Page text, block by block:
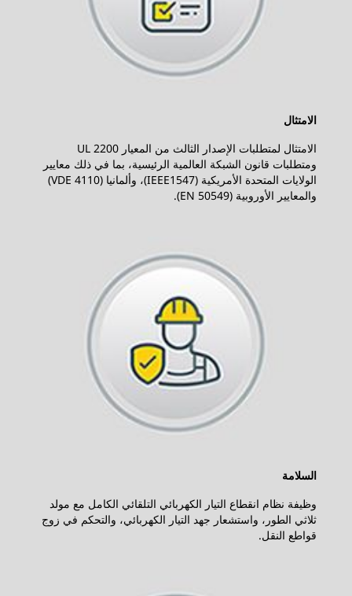
الامتثال
الامتثال لمتطلبات الإصدار الثالث من المعيار UL 2200
ومتطلبات قانون الشبكة العالمية الرئيسية، بما في ذلك معايير
الولايات المتحدة الأمريكية (IEEE1547)، وألمانيا (VDE 4110)
والمعايير الأوروبية (EN 50549).
السلامة
وظيفة نظام انقطاع التيار الكهربائي التلقائي الكامل مع مولد
ثلاثي الطور، واستشعار جهد التيار الكهربائي، والتحكم في زوج
قواطع النقل.